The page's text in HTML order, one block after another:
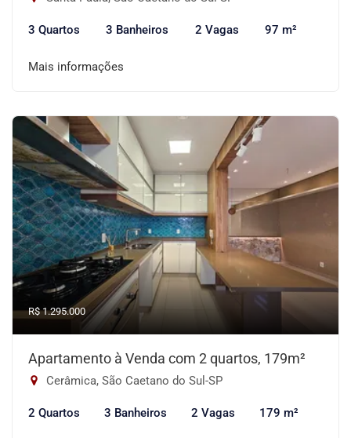
3 Quartos 3 Banheiros 2 Vagas 97 m²
Mais informações
R$ 1.295.000
Apartamento à Venda com 2 quartos, 179m²
Cerâmica, São Caetano do Sul-SP
2 Quartos 3 Banheiros 2 Vagas 179 m²